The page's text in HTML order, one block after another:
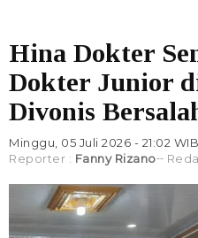
Hina Dokter
Dokter Junior
Divonis
Minggu, 05 Juli 2026 - 21:02 WIB
Reporter : Fanny Rizano